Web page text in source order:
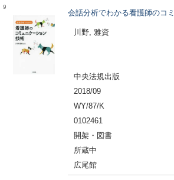
9
会話分析でわかる看護師のコ
川野, 雅資
中央法規出版
2018/09
WY/87/K
0102461
開架・図書
所蔵中
広尾館